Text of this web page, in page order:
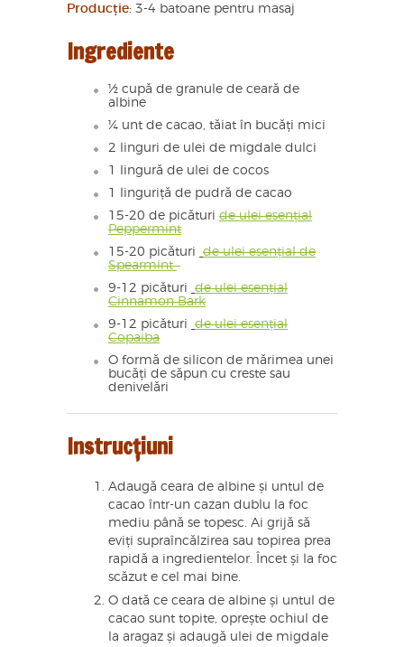
Producție: 3-4 batoane pentru masaj
Ingrediente
½ cupă de granule de ceară de
albine
¼ unt de cacao, tăiat în bucăți mici
2 linguri de ulei de migdale dulci
1 lingură de ulei de cocos
1 linguriță de pudră de cacao
15-20 de picături de ulei esențial
Peppermint
15-20 picături
de ulei esențial de
Spearmint
9-12 picături
de ulei esențial
Cinnamon Bark
9-12 picături
de ulei esențial
Copaiba
O formă de silicon de mărimea unei
bucăți de săpun cu creste sau
denivelări
Instrucțiuni
Adaugă ceara de albine și untul de
cacao într-un cazan dublu la foc
mediu până se topesc. Ai grijă să
eviți supraîncălzirea sau topirea prea
rapidă a ingredientelor. Încet și la foc
scăzut e cel mai bine.
O dată ce ceara de albine și untul de
cacao sunt topite, oprește ochiul de
la aragaz și adaugă ulei de migdale